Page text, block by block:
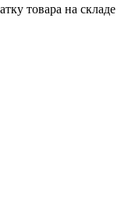
товара на складе